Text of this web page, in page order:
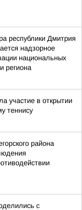
республики Дмитрия
надзорное
национальных
региона
участие в открытии
теннису
района
с